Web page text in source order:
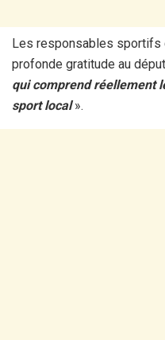
Les responsables sportifs
profonde gratitude au
qui comprend réellement
sport local ».